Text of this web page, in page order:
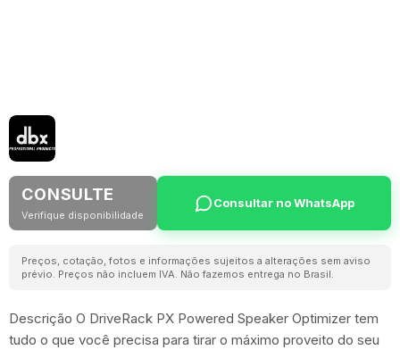
CONSULTE
Verifique disponibilidade
Consultar no WhatsApp
Preços, cotação, fotos e informações sujeitos a alterações sem aviso
prévio. Preços não incluem IVA. Não fazemos entrega no Brasil.
Descrição O DriveRack PX Powered Speaker Optimizer tem
tudo o que você precisa para tirar o máximo proveito do seu